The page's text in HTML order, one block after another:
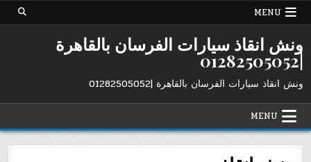
Skip
MENU
ونش انقاذ سيارات الفرسان بالقاهرة
|01282505052
ونش انقاذ سيارات الفرسان بالقاهرة |01282505052
MENU